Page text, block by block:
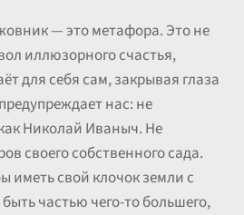
— это метафора. Это не
иллюзорного счастья,
для себя сам, закрывая глаза
нас: не
Николай Иваныч. Не
своего собственного сада.
иметь свой клочок земли с
частью чего-то большего,